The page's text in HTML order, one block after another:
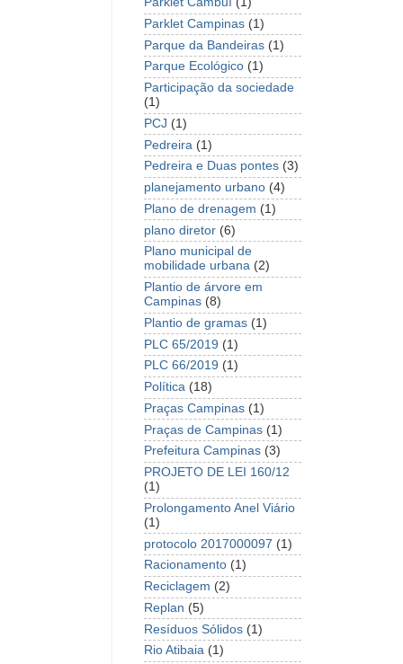
Parklet Campinas (1)
Parque da Bandeiras (1)
Parque Ecológico (1)
Participação da sociedade
(1)
PCJ (1)
Pedreira (1)
Pedreira e Duas pontes (3)
planejamento urbano (4)
Plano de drenagem (1)
plano diretor (6)
Plano municipal de
mobilidade urbana (2)
Plantio de árvore em
Campinas (8)
Plantio de gramas (1)
PLC 65/2019 (1)
PLC 66/2019 (1)
Política (18)
Praças Campinas (1)
Praças de Campinas (1)
Prefeitura Campinas (3)
PROJETO DE LEI 160/12
(1)
Prolongamento Anel Viário
(1)
protocolo 2017000097 (1)
Racionamento (1)
Reciclagem (2)
Replan (5)
Resíduos Sólidos (1)
Rio Atibaia (1)